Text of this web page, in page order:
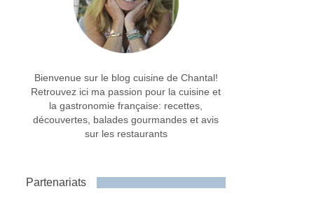
Bienvenue sur le blog cuisine de Chantal!
Retrouvez ici ma passion pour la cuisine et
la gastronomie française: recettes,
découvertes, balades gourmandes et avis
sur les restaurants
Partenariats